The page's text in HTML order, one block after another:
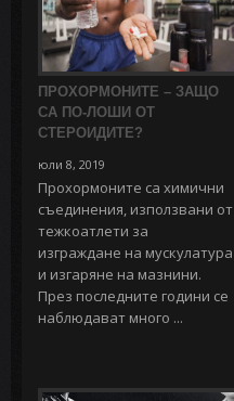
ПРОХОРМОНИТЕ – ЗАЩО
СА ПО-ЛОШИ ОТ
СТЕРОИДИТЕ?
юли 8, 2019
Прохормоните са химични
съединения, използвани от
тежкоатлети за
изграждане на мускулатура
и изгаряне на мазнини.
През последните години се
наблюдават много ...